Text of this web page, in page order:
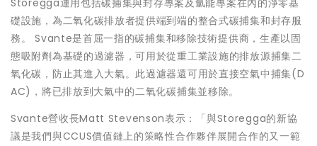
Storegga運用包括碳捕集與封存專案及氫能專案在內的淨零基
礎設施，為二氧化碳排放者提供端到端的整合式碳捕集和封存服
務。 Svante是首屈一指的碳捕集和移除技術提供商，生產以固
態吸附劑為基礎的過濾器，可用於從重工業設施的排放源捕集二
氧化碳，防止其進入大氣。此過濾器還可用於直接空氣中捕集(D
AC)，將已排放到大氣中的二氧化碳捕集並移除。
Svante營收長Matt Stevenson表示：「與Storegga的新協
議是我們與CCUS價值鏈上的策略性合作夥伴展開合作的又一範